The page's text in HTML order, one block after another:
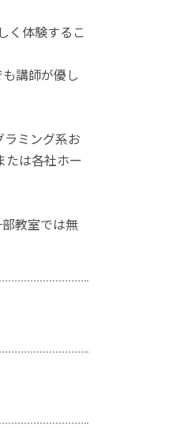
く体験するこ
講師が優し
ミング系お
たは各社ホー
教室では無